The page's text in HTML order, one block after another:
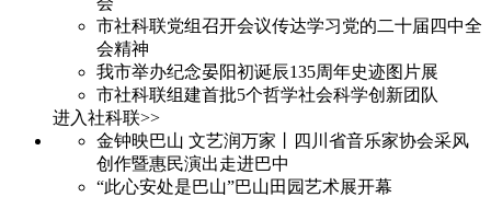
市社科联党组召开会议传达学习党的二十届四中全
会精神
我市举办纪念晏阳初诞辰135周年史迹图片展
市社科联组建首批5个哲学社会科学创新团队
进入社科联>>
金钟映巴山 文艺润万家丨四川省音乐家协会采风
创作暨惠民演出走进巴中
“此心安处是巴山”巴山田园艺术展开幕